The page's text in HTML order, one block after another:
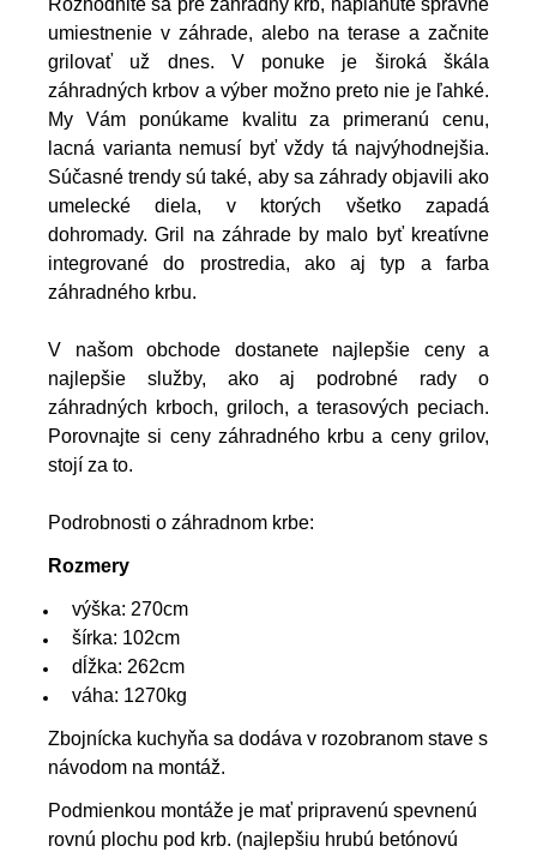
umiestnenie v záhrade, alebo na terase a začnite
grilovať už dnes. V ponuke je široká škála
záhradných krbov a výber možno preto nie je ľahké.
My Vám ponúkame kvalitu za primeranú cenu,
lacná varianta nemusí byť vždy tá najvýhodnejšia.
Súčasné trendy sú také, aby sa záhrady objavili ako
umelecké diela, v ktorých všetko zapadá
dohromady. Gril na záhrade by malo byť kreatívne
integrované do prostredia, ako aj typ a farba
záhradného krbu.
V našom obchode dostanete najlepšie ceny a
najlepšie služby, ako aj podrobné rady o
záhradných krboch, griloch, a terasových peciach.
Porovnajte si ceny záhradného krbu a ceny grilov,
stojí za to.
Podrobnosti o záhradnom krbe:
Rozmery
výška: 270cm
šírka: 102cm
dĺžka: 262cm
váha: 1270kg
Zbojnícka kuchyňa sa dodáva v rozobranom stave s
návodom na montáž.
Podmienkou montáže je mať pripravenú spevnenú
rovnú plochu pod krb. (najlepšiu hrubú betónovú